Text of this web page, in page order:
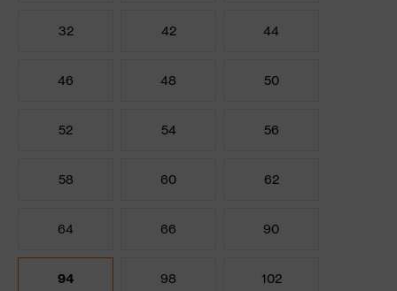
32 42 44
46 48 50
52 54 56
58 60 62
64 66 90
94 98 102